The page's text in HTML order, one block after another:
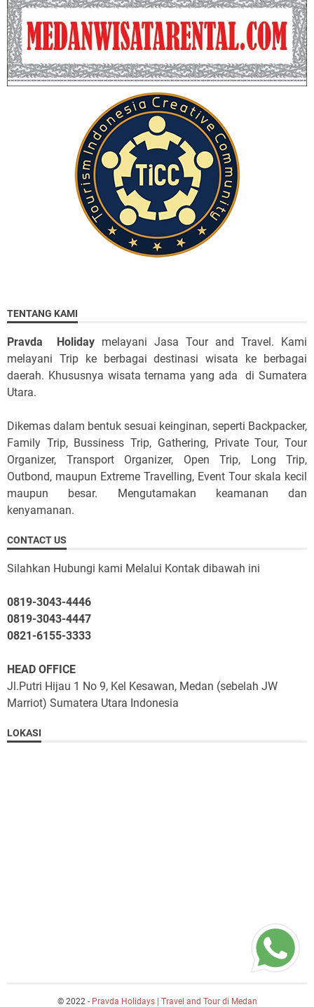
TENTANG KAMI
Pravda Holiday melayani Jasa Tour and Travel. Kami
melayani Trip ke berbagai destinasi wisata ke berbagai
daerah. Khususnya wisata ternama yang ada di Sumatera
Utara.
Dikemas dalam bentuk sesuai keinginan, seperti Backpacker,
Family Trip, Bussiness Trip, Gathering, Private Tour, Tour
Organizer, Transport Organizer, Open Trip, Long Trip,
Outbond, maupun Extreme Travelling, Event Tour skala kecil
maupun besar. Mengutamakan keamanan dan
kenyamanan.
CONTACT US
Silahkan Hubungi kami Melalui Kontak dibawah ini
0819-3043-4446
0819-3043-4447
0821-6155-3333
HEAD OFFICE
Jl.Putri Hijau 1 No 9, Kel Kesawan, Medan (sebelah JW
Marriot) Sumatera Utara Indonesia
LOKASI
© 2022 - Pravda Holidays | Travel and Tour di Medan